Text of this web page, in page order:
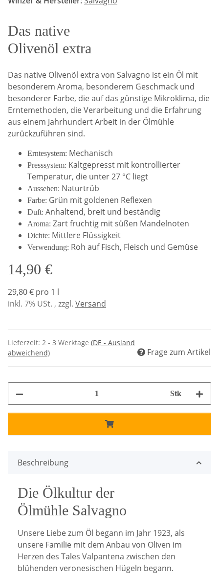
Das native
Olivenöl extra
Das native Olivenöl extra von Salvagno ist ein Öl mit
besonderem Aroma, besonderem Geschmack und
besonderer Farbe, die auf das günstige Mikroklima, die
Erntemethoden, die Verarbeitung und die Erfahrung
aus einem Jahrhundert Arbeit in der Ölmühle
zurückzuführen sind.
Erntesystem: Mechanisch
Presssystem: Kaltgepresst mit kontrollierter
Temperatur, die unter 27 °C liegt
Aussehen: Naturtrüb
Farbe: Grün mit goldenen Reflexen
Duft: Anhaltend, breit und beständig
Aroma: Zart fruchtig mit süßen Mandelnoten
Dichte: Mittlere Flüssigkeit
Verwendung: Roh auf Fisch, Fleisch und Gemüse
14,90 €
29,80 € pro 1 l
inkl. 7% USt. , zzgl. Versand
Lieferzeit: 2 - 3 Werktage (DE - Ausland
abweichend)
Frage zum Artikel
Stk
Beschreibung
Die Ölkultur der
Ölmühle Salvagno
Unsere Liebe zum Öl begann im Jahr 1923, als
unsere Familie mit dem Anbau von Oliven im
Herzen des Tales Valpantena zwischen den
blühenden veronesischen Hügeln begann.